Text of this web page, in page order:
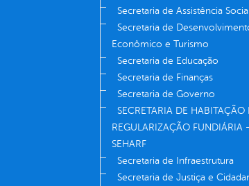
Secretaria de Assistência
Secretaria de
Econômico e Turismo
Secretaria de Educação
Secretaria de Finanças
Secretaria de Governo
SECRETARIA DE HABITAÇÃO
REGULARIZAÇÃO FUNDIÁRIA
SEHARF
Secretaria de Infraestrutura
Secretaria de Justiça e